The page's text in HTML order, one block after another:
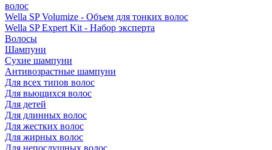
волос
Wella SP Volumize - Объем для тонких волос
Wella SP Expert Kit - Набор эксперта
Волосы
Шампуни
Сухие шампуни
Антивозрастные шампуни
Для всех типов волос
Для вьющихся волос
Для детей
Для длинных волос
Для жестких волос
Для жирных волос
Для непослушных волос